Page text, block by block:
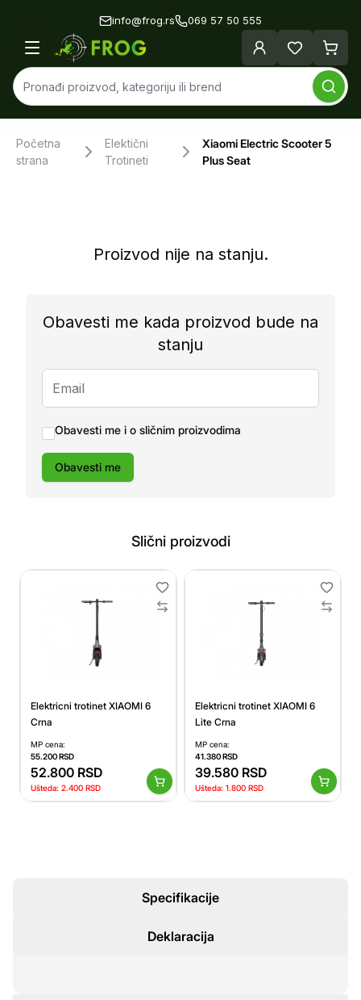
info@frog.rs 069 57 50 555
Početna
strana
Elektični
Trotineti
Xiaomi Electric Scooter 5
Plus Seat
Proizvod nije na stanju.
Obavesti me kada proizvod bude na
stanju
Obavesti me i o sličnim proizvodima
Obavesti me
Slični proizvodi
Elektricni trotinet XIAOMI 6
Crna
MP cena:
55.200RSD
52.800 RSD
Ušteda: 2.400 RSD
Elektricni trotinet XIAOMI 6
Lite Crna
MP cena:
41.380RSD
39.580 RSD
Ušteda: 1.800 RSD
Specifikacije
Deklaracija